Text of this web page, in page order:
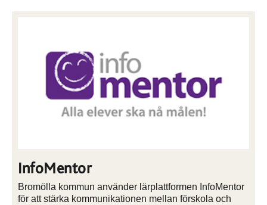
InfoMentor
Bromölla kommun använder lärplattformen InfoMentor
för att stärka kommunikationen mellan förskola och